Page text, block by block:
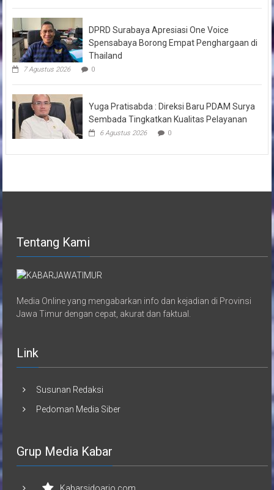
DPRD Surabaya Apresiasi One Voice
Spensabaya Borong Empat Penghargaan di
Thailand
7 Agustus 2026 0
Yuga Pratisabda : Direksi Baru PDAM Surya
Sembada Tingkatkan Kualitas Pelayanan
6 Agustus 2026 0
Tentang Kami
Media Online yang mengabarkan info dan kejadian di Provinsi
Jawa Timur dengan cepat, akurat dan faktual.
Link
Susunan Redaksi
Pedoman Media Siber
Grup Media Kabar